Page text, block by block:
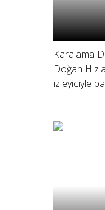
Karalama
Doğan
izleyiciyle